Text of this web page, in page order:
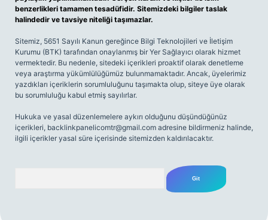
benzerlikleri tamamen tesadüfidir. Sitemizdeki bilgiler taslak
halindedir ve tavsiye niteliği taşımazlar.
Sitemiz, 5651 Sayılı Kanun gereğince Bilgi Teknolojileri ve İletişim
Kurumu (BTK) tarafından onaylanmış bir Yer Sağlayıcı olarak hizmet
vermektedir. Bu nedenle, sitedeki içerikleri proaktif olarak denetleme
veya araştırma yükümlülüğümüz bulunmamaktadır. Ancak, üyelerimiz
yazdıkları içeriklerin sorumluluğunu taşımakta olup, siteye üye olarak
bu sorumluluğu kabul etmiş sayılırlar.
Hukuka ve yasal düzenlemelere aykırı olduğunu düşündüğünüz
içerikleri, backlinkpanelicomtr@gmail.com adresine bildirmeniz halinde,
ilgili içerikler yasal süre içerisinde sitemizden kaldırılacaktır.